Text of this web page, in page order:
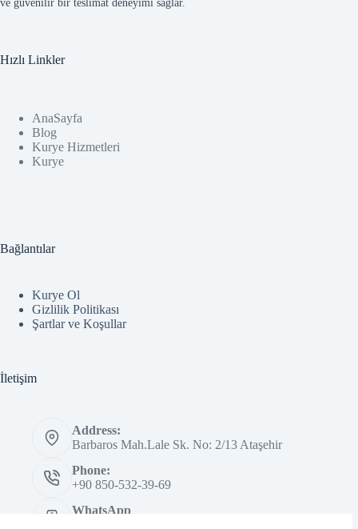
ve güvenilir bir teslimat deneyimi sağlar.
Hızlı Linkler
AnaSayfa
Blog
Kurye Hizmetleri
Kurye
Bağlantılar
Kurye Ol
Gizlilik Politikası
Şartlar ve Koşullar
İletişim
Address:
Barbaros Mah.Lale Sk. No: 2/13 Ataşehir
Phone:
+90 850-532-39-69
WhatsApp